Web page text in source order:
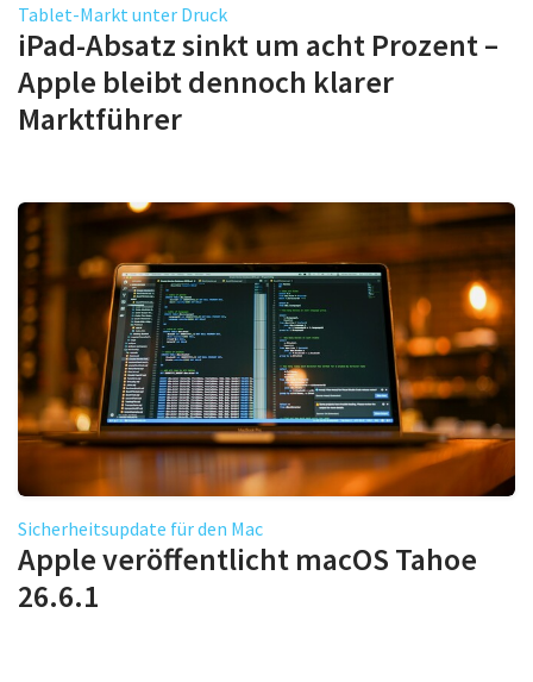
Tablet-Markt unter Druck
iPad-Absatz sinkt um acht Prozent –
Apple bleibt dennoch klarer
Marktführer
Sicherheitsupdate für den Mac
Apple veröffentlicht macOS Tahoe
26.6.1